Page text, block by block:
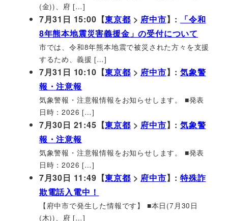
(金))、府 […]
7月31日 15:00【東京都 > 府中市】:
「令和
8年熊本地震災害義援金」の受付について
市では、令和8年熊本地震で被災された方々を支援
するため、義援 […]
7月31日 10:10【東京都 > 府中市】:気象警
報・注意報
気象警報・注意報情報をお知らせします。 ■発表
日時：2026 […]
7月30日 21:45【東京都 > 府中市】:気象警
報・注意報
気象警報・注意報情報をお知らせします。 ■発表
日時：2026 […]
7月30日 11:49【東京都 > 府中市】:特殊詐
欺電話入電中！
【府中市で発生した情報です】 ■本日(7月30日
(木))、府 […]